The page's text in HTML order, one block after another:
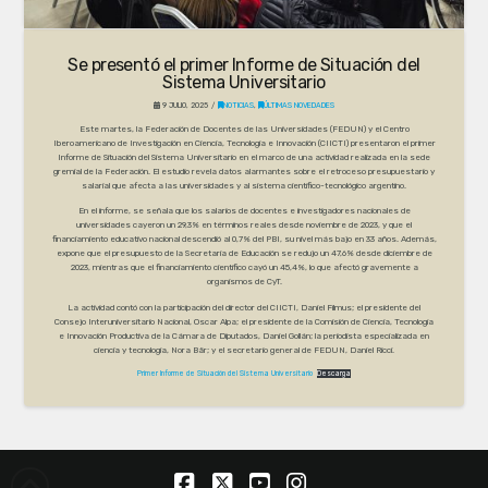
Se presentó el primer Informe de Situación del
Sistema Universitario
9 JULIO, 2025 NOTICIAS , ÚLTIMAS NOVEDADES
Este martes, la Federación de Docentes de las Universidades (FEDUN) y el Centro
Iberoamericano de Investigación en Ciencia, Tecnología e Innovación (CIICTI) presentaron el primer
Informe de Situación del Sistema Universitario en el marco de una actividad realizada en la sede
gremial de la Federación. El estudio revela datos alarmantes sobre el retroceso presupuestario y
salarial que afecta a las universidades y al sistema científico-tecnológico argentino.
En el informe, se señala que los salarios de docentes e investigadores nacionales de
universidades cayeron un 29,3% en términos reales desde noviembre de 2023, y que el
financiamiento educativo nacional descendió al 0,7% del PBI, su nivel más bajo en 33 años. Además,
expone que el presupuesto de la Secretaría de Educación se redujo un 47,6% desde diciembre de
2023, mientras que el financiamiento científico cayó un 45,4%, lo que afectó gravemente a
organismos de CyT.
La actividad contó con la participación del director del CIICTI, Daniel Filmus; el presidente del
Consejo Interuniversitario Nacional, Oscar Alpa; el presidente de la Comisión de Ciencia, Tecnología
e Innovación Productiva de la Cámara de Diputados, Daniel Gollán; la periodista especializada en
ciencia y tecnología, Nora Bär; y el secretario general de FEDUN, Daniel Ricci.
Primer Informe de Situación del Sistema Universitario Descarga